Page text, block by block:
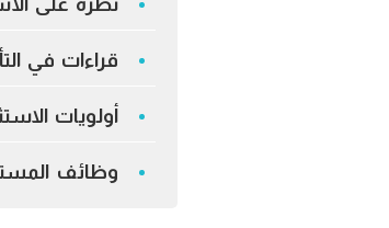
نظرة على
قراءات في
أولويات
وظائف